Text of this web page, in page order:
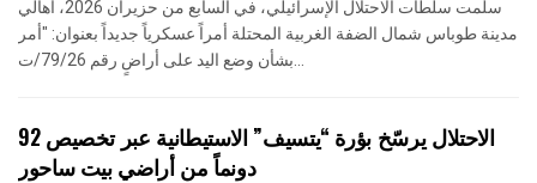
سلّمت سلطات الاحتلال الإسرائيلي، في السابع من حزيران 2026، أهالي
مدينة طوباس شمال الضفة الغربية المحتلة أمراً عسكرياً جديداً بعنوان: "أمر
الاحتلال يرسّخ بؤرة “يتسيف” الاستيطانية عبر تخصيص 92
دونماً من أراضي بيت ساحور